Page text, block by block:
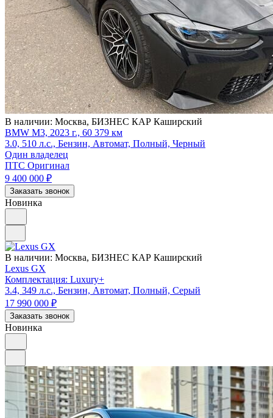
В наличии: Москва, БИЗНЕС КАР Каширский
BMW M3, 2023 г., 60 379 км
3.0, 510 л.с., Бензин, Автомат, Полный, Черный
Один владелец
ПТС Оригинал
9 400 000 ₽
Заказать звонок
Новинка
В наличии: Москва, БИЗНЕС КАР Каширский
Lexus GX
Комплектация: Luxury+
3.4, 349 л.с., Бензин, Автомат, Полный, Серый
17 990 000 ₽
Заказать звонок
Новинка